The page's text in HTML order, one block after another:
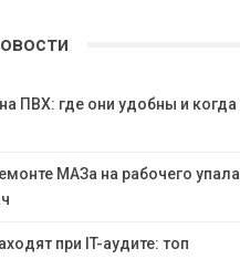
ПВХ: где они удобны и когда
МАЗа на рабочего упала
при IT-аудите: топ